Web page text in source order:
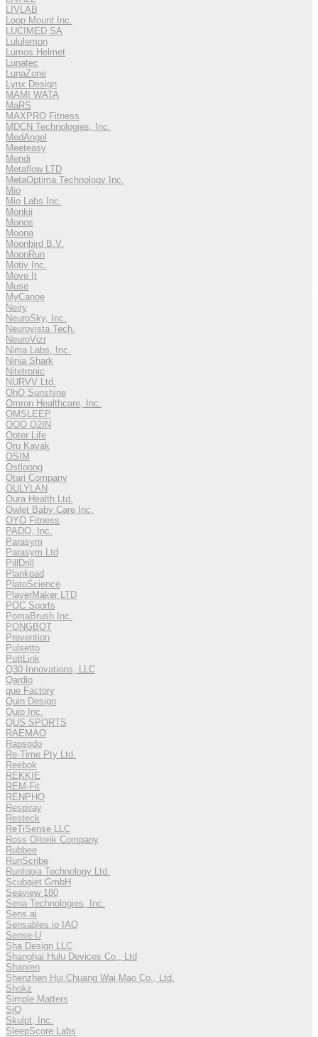
LIVLAB
Loop Mount Inc.
LUCIMED SA
Lululemon
Lumos Helmet
Lunatec
LunaZone
Lynx Design
MAMI WATA
MaRS
MAXPRO Fitness
MDCN Technologies, Inc.
MedAngel
Meeteasy
Mendi
Metaflow LTD
MetaOptima Technology Inc.
Mio
Mio Labs Inc.
Monkii
Monos
Moona
Moonbird B.V.
MoonRun
Motiv Inc.
Move It
Muse
MyCanoe
Neiry
NeuroSky, Inc.
Neurovista Tech.
NeuroVizr
Nima Labs, Inc.
Ninja Shark
Nitetronic
NURVV Ltd.
OhO Sunshine
Omron Healthcare, Inc.
OMSLEEP
OOO O2IN
Opter Life
Oru Kayak
OSIM
Ostloong
Otari Company
OULYLAN
Oura Health Ltd.
Owlet Baby Care Inc.
OYO Fitness
PADO, Inc.
Parasym
Parasym Ltd
PillDrill
Plankpad
PlatoScience
PlayerMaker LTD
POC Sports
PomaBrush Inc.
PONGBOT
Prevention
Pulsetto
PuttLink
Q30 Innovations, LLC
Qardio
que Factory
Quin Design
Quip Inc.
QUS SPORTS
RAEMAO
Rapsodo
Re-Time Pty Ltd.
Reebok
REKKIE
REM-Fit
RENPHO
Respiray
Resteck
ReTiSense LLC
Ross Oltorik Company
Rubbee
RunScribe
Runtopia Technology Ltd.
Scubajet GmbH
Seaview 180
Sena Technologies, Inc.
Sens.ai
Sensables.io IAQ
Sense-U
Sha Design LLC
Shanghai Hulu Devices Co., Ltd
Shanren
Shenzhen Hui Chuang Wai Mao Co., Ltd.
Shokz
Simple Matters
SiQ
Skulpt, Inc.
SleepScore Labs